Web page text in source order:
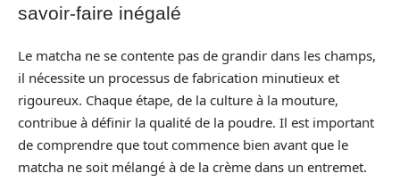
savoir-faire inégalé
Le matcha ne se contente pas de grandir dans les champs,
il nécessite un processus de fabrication minutieux et
rigoureux. Chaque étape, de la culture à la mouture,
contribue à définir la qualité de la poudre. Il est important
de comprendre que tout commence bien avant que le
matcha ne soit mélangé à de la crème dans un entremet.